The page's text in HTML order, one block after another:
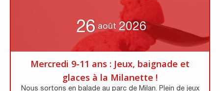
26 août 2026
Mercredi 9-11 ans : Jeux, baignade et
glaces à la Milanette !
Nous sortons en balade au parc de Milan. Plein de jeux